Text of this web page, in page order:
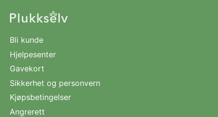
Bli kunde
Hjelpesenter
Gavekort
Sikkerhet og personvern
Kjøpsbetingelser
Angrerett